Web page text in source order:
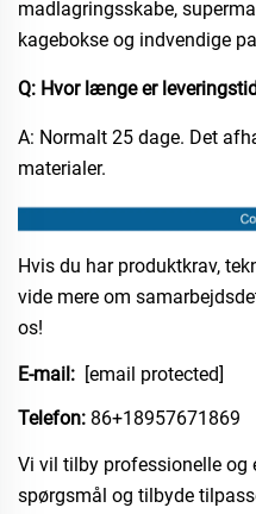
madlagringsskabe,
kagebokse og indvendige
Q: Hvor længe er
A: Normalt 25 dage. Det
materialer.​
Hvis du har produktkrav,
vide mere om
os!
E-mail: [email protected]
Telefon: ​86+18957671869
Vi vil tilby professionelle og
spørgsmål og tilbyde